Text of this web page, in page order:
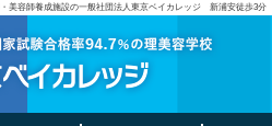
美容師養成施設の一般社団法人東京ベイカレッジ 新浦安徒歩3